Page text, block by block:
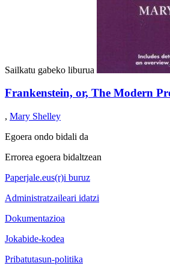
Sailkatu gabeko liburua
Frankenstein, or, The Modern
, Mary Shelley
Egoera ondo bidali da
Errorea egoera bidaltzean
Paperjale.eus(r)i buruz
Administratzaileari idatzi
Dokumentazioa
Jokabide-kodea
Pribatutasun-politika